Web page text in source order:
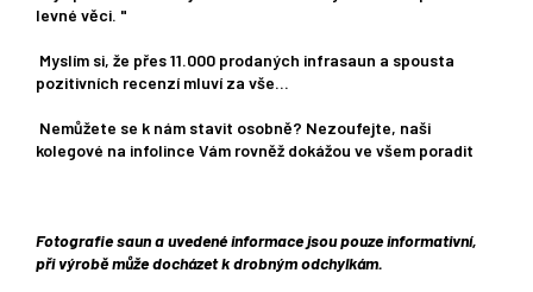
levné věci. "
Myslím si, že přes 11.000 prodaných infrasaun a spousta
pozitivních recenzí mluví za vše...
Nemůžete se k nám stavit osobně? Nezoufejte, naši
kolegové na infolince Vám rovněž dokážou ve všem poradit
Fotografie saun a uvedené informace jsou pouze informativní,
při výrobě může docházet k drobným odchylkám.